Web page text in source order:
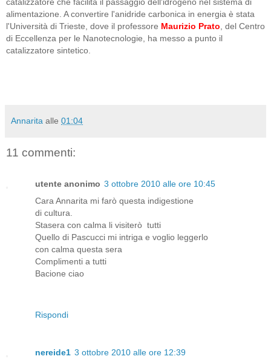
alimentazione. A convertire l'anidride carbonica in energia è stata
l'Università di Trieste, dove il professore Maurizio Prato , del Centro
di Eccellenza per le Nanotecnologie, ha messo a punto il
catalizzatore sintetico.
Annarita alle 01:04
11 commenti:
utente anonimo 3 ottobre 2010 alle ore 10:45
Cara Annarita mi farò questa indigestione
di cultura.
Stasera con calma li visiterò tutti
Quello di Pascucci mi intriga e voglio leggerlo
con calma questa sera
Complimenti a tutti
Bacione ciao
Rispondi
nereide1 3 ottobre 2010 alle ore 12:39